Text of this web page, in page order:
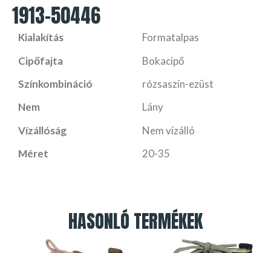
1913-50446
Kialakítás
Formatalpas
Cipőfajta
Bokacipő
Színkombináció
rózsaszín-ezüst
Nem
Lány
Vízállóság
Nem vízálló
Méret
20-35
HASONLÓ TERMÉKEK